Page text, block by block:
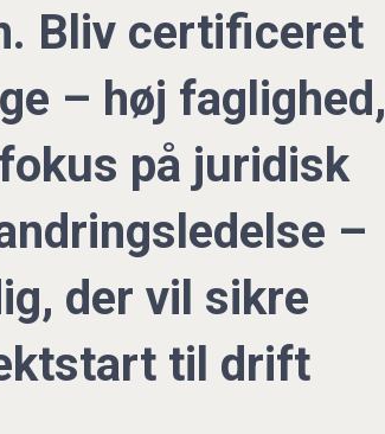
Bliv certificeret
– høj faglighed,
på juridisk
–
der vil sikre
til drift